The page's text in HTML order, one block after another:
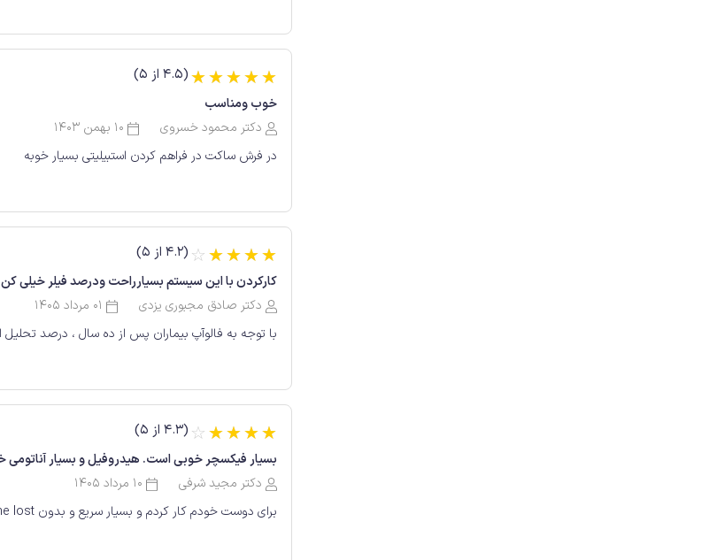
(4.5 از 5)☆☆☆☆☆
خوب ومناسب
دکتر محمود خسروی
10 بهمن 1403
در فرش ساکت در فراهم کردن استبیلیتی بسیار خوبه
(4.2 از 5) ☆☆☆☆☆
کارکردن با این سیستم بسیارراحت ودرصد فیلر خیلی کن
دکتر صادق مجبوری یزدی
01 مرداد 1405
با توجه به فالوآپ بیماران پس از ده سال ، درصد
(4.3 از 5) ☆☆☆☆☆
بسیار فیکسچر خوبی است. هیدروفیل و بسیار آناتومی
دکتر مجید شرفی
10 مرداد 1405
برای دوست خودم کار کردم و بسیار سریع و بدون bone lost جوش خورد در حدود 2 ماه